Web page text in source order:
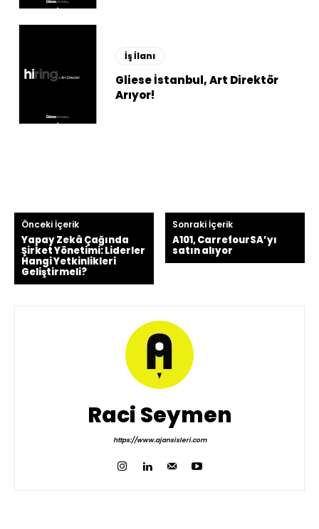
İş İlanı
Gliese İstanbul, Art Direktör
Arıyor!
Önceki İçerik
Yapay Zekâ Çağında
Şirket Yönetimi: Liderler
Hangi Yetkinlikleri
Geliştirmeli?
Sonraki İçerik
A101, CarrefourSA’yı
satın alıyor
Raci Seymen
https://www.ajansisleri.com